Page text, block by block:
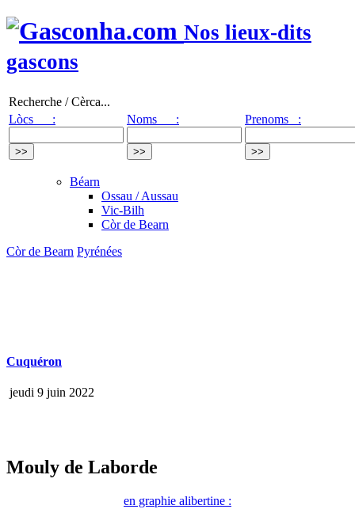
Nos lieux-dits
gascons
Recherche / Cèrca...
Lòcs :
Noms : Prenoms :
Béarn
Ossau / Aussau
Vic-Bilh
Còr de Bearn
Còr de Bearn Pyrénées
Cuquéron
jeudi 9 juin 2022
Mouly de Laborde
en graphie alibertine :